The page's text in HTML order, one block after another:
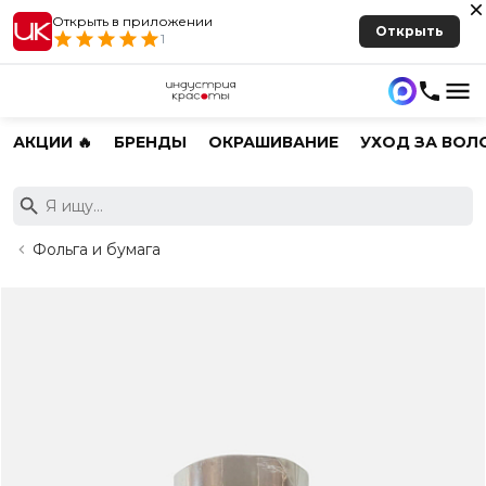
Открыть в приложении
1
Открыть
АКЦИИ 🔥 БРЕНДЫ ОКРАШИВАНИЕ УХОД ЗА
Фольга и бумага